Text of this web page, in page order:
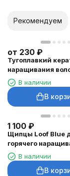
Рекомендуем
от 230 ₽
Тугоплавкий
наращивания
В наличии
В
1 100 ₽
Щипцы Loof Blue
горячего
180 °CВ наличии
В